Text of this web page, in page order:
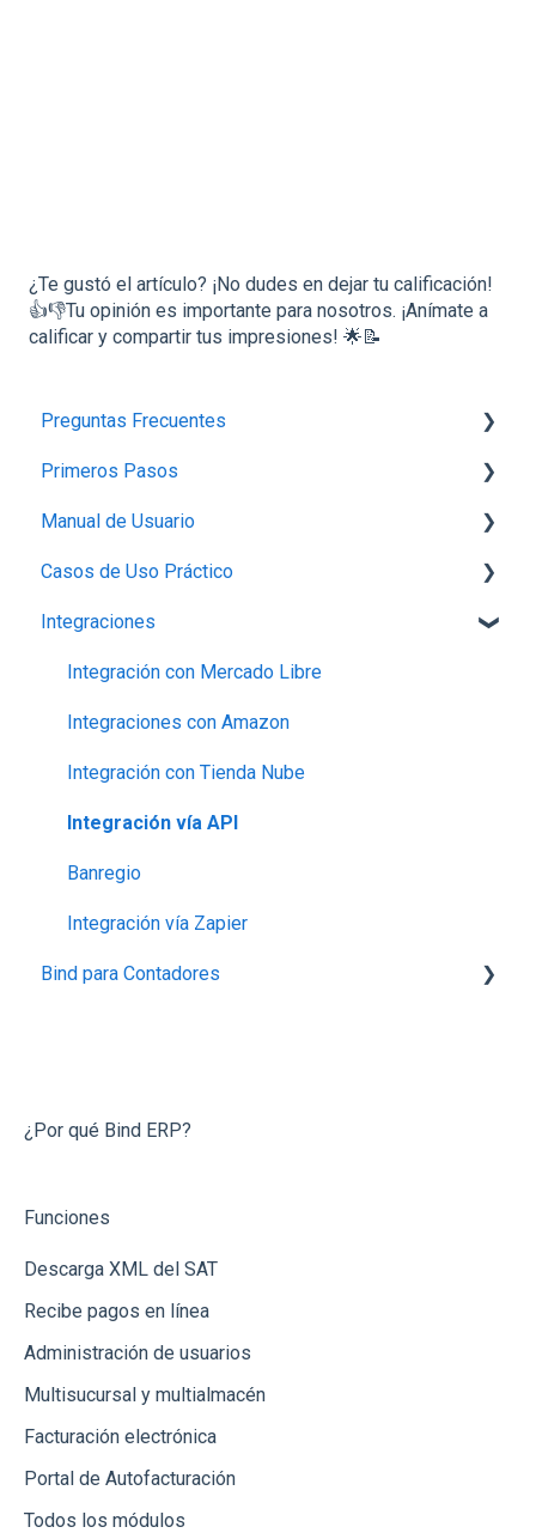
¿Te gustó el artículo? ¡No dudes en dejar tu calificación!
👍👎Tu opinión es importante para nosotros. ¡Anímate a
calificar y compartir tus impresiones! 🌟📝
Preguntas Frecuentes
Planes,Add-ons y Precios
Generalidades del Sistema
Soporte-Errores
Contabilidad, Finanzas y nóminas
Ventas
Primeros Pasos
1.-Introducción a Bind ERP
2.-Carga de información básica
3.- Producción
4.- Ventas
5.- Gastos, Compras e Inventario
6.- Créditos
7.-Finanzas
8.-Reportes
9.-Nómina
10.-Contabilidad
Manual de Usuario
Configuración
Perfil de empresa
Proveedores
Capturar Venta
Contabilidad
Otras Funcionalidades
Órdenes de Compra
Cotizaciones
Inventarios (Almacenes)
Dashboard
Recepción de Mercancia
Catálogos
Gastos
Usuarios
Productos
Clientes
Casos de Uso Práctico
Inventario
Productos
Contabilidad
Otros
Bancos
Integraciones
Integración con Mercado Libre
Integraciones con Amazon
Integración con Tienda Nube
Integración vía API
Banregio
Integración vía Zapier
Bind para Contadores
¿Por qué Bind ERP?
Funciones
Descarga XML del SAT
Recibe pagos en línea
Administración de usuarios
Multisucursal y multialmacén
Facturación electrónica
Portal de Autofacturación
Todos los módulos